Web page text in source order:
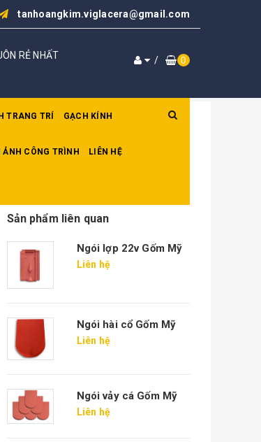
tanhoangkim.viglacera@gmail.com
RẺ NHẤT / 0
TRANG TRÍ GẠCH KÍNH
ẢNH CÔNG TRÌNH LIÊN HỆ
Sản phẩm liên quan
Ngói lợp 22v Gốm Mỹ
Liên hệ
Ngói hài cổ Gốm Mỹ
Liên hệ
Ngói vảy cá Gốm Mỹ
Liên hệ